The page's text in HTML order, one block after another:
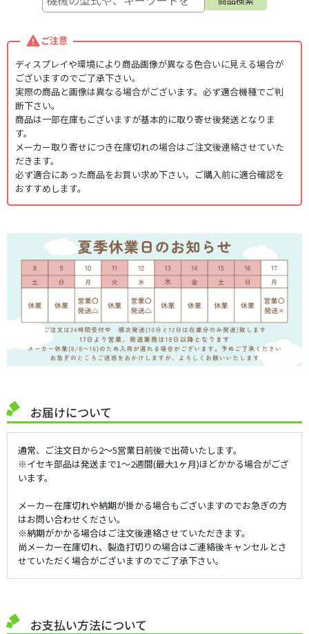
耕うん爪 ニプロロータリー用
代かき爪 コバシ 純正
爪取付ボルト
耕うん爪交換器具
フレールモア刃
ホンダ 除雪機用
ホンダ 耕運機/管理機用
ホンダ その他
クボタ機械用
ヤンマー機械用
イセキ 機械用
筑水 運搬車用
田植機
コンバイン補修部品
オーレック
KOB 農機用カラースプレー クボタ
KOB 農機用カラースプレー イセキ
カンリウ
オータケ
ホソカワ
東亜重工
ネコポス発送可能商品
同時購入セット価格
ご注意
ディスプレイや環境により商品画像が異なる色合いに見える場合が
ございますのでご了承下さい。
実際の商品と画像は異なる場合がございます。必ず適合機種でご判
断下さい。
商品は一部在庫もございますが基本的に取り寄せ後発送となりま
す。
メーカー取り寄せにつき在庫切れの場合はご注文後連絡させていた
だきます。
必ず適合にあった商品をお買い求め下さい。ご購入前に適合確認を
おすすめします。
お届けについて
通常、ご注文日から2～5営業日前後で出荷いたします。
※イセキ部品は発送まで1～2週間(最大1ヶ月)ほどかかる場合がござ
います。
メーカー在庫切れや納期が掛かる場合もございますのでお急ぎの方
はお問い合わせください。
※納期がかかる場合はご注文後連絡させていただきます。
尚メーカー在庫切れ、製造打切りの場合はご連絡後キャンセルとさ
せていただく場合がございますのでご了承下さい。
お支払い方法について